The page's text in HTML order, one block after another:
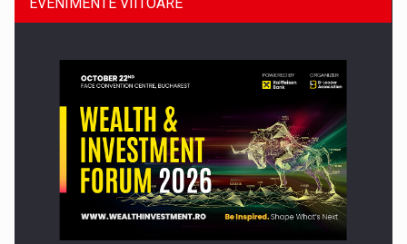
Comunicat de presa: Joburile part-time reincep sa intre pe…